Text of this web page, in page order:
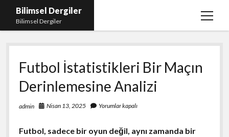
Bilimsel Dergiler
Bilimsel Dergiler
menüyü
Liste
Sayfa Listesi
Spotify Takipçi Çoğaltma
Tiktok Izlenme Arttırma Ücretsiz
Futbol İstatistikleri Bir Maçın
Derinlemesine Analizi
admin Nisan 13, 2025 Yorumlar kapalı
Futbol, sadece bir oyun değil, aynı zamanda bir